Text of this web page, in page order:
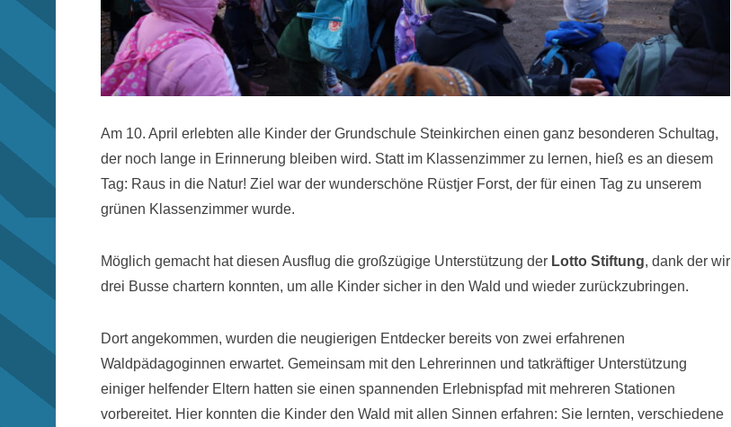
Am 10. April erlebten alle Kinder der Grundschule Steinkirchen einen ganz besonderen Schultag,
der noch lange in Erinnerung bleiben wird. Statt im Klassenzimmer zu lernen, hieß es an diesem
Tag: Raus in die Natur! Ziel war der wunderschöne Rüstjer Forst, der für einen Tag zu unserem
grünen Klassenzimmer wurde.
Möglich gemacht hat diesen Ausflug die großzügige Unterstützung der Lotto Stiftung, dank der wir
drei Busse chartern konnten, um alle Kinder sicher in den Wald und wieder zurückzubringen.
Dort angekommen, wurden die neugierigen Entdecker bereits von zwei erfahrenen
Waldpädagoginnen erwartet. Gemeinsam mit den Lehrerinnen und tatkräftiger Unterstützung
einiger helfender Eltern hatten sie einen spannenden Erlebnispfad mit mehreren Stationen
vorbereitet. Hier konnten die Kinder den Wald mit allen Sinnen erfahren: Sie lernten, verschiedene